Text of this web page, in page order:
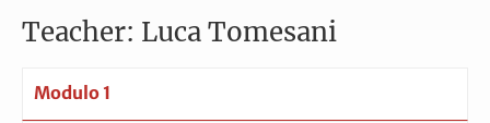
Teacher: Luca Tomesani
Modulo 1